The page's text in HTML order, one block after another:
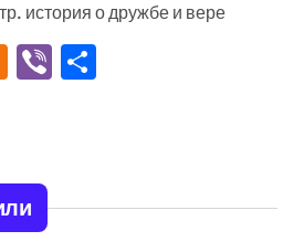
история о дружбе и вере
Odnoklassniki
Viber